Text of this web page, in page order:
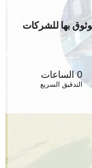
بها للشركات
الساعات
السريع